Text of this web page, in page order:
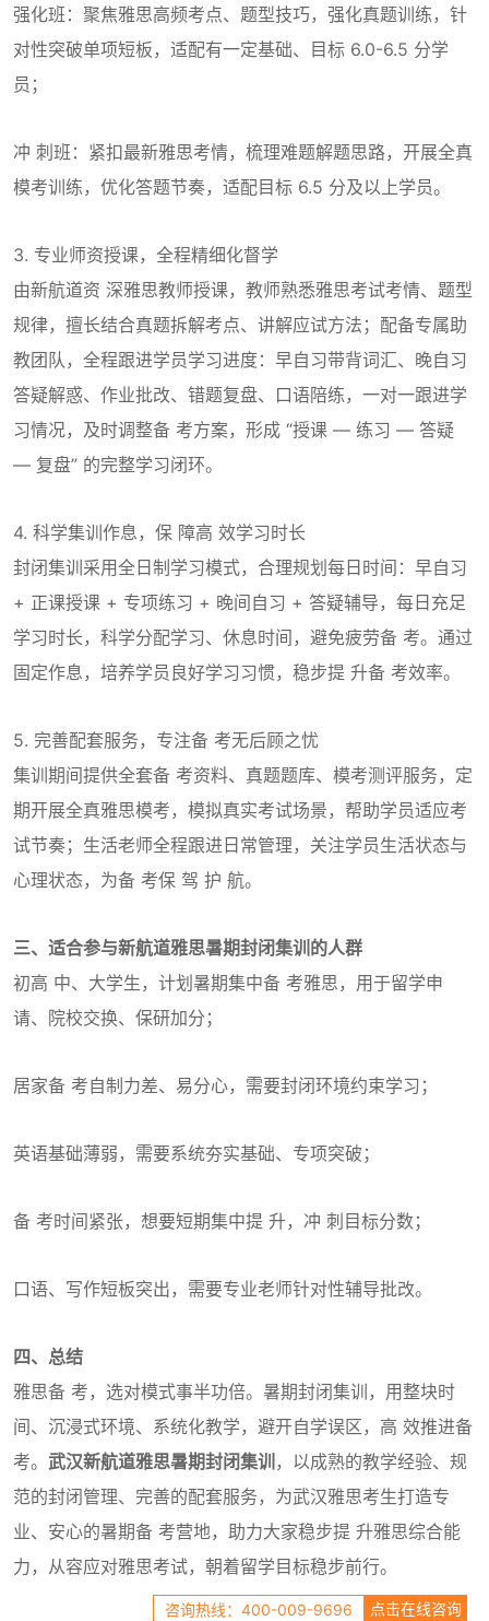
强化班：聚焦雅思高频考点、题型技巧，强化真题训练，针
对性突破单项短板，适配有一定基础、目标 6.0-6.5 分学
员；
冲 刺班：紧扣最新雅思考情，梳理难题解题思路，开展全真
模考训练，优化答题节奏，适配目标 6.5 分及以上学员。
3. 专业师资授课，全程精细化督学
由新航道资 深雅思教师授课，教师熟悉雅思考试考情、题型
规律，擅长结合真题拆解考点、讲解应试方法；配备专属助
教团队，全程跟进学员学习进度：早自习带背词汇、晚自习
答疑解惑、作业批改、错题复盘、口语陪练，一对一跟进学
习情况，及时调整备 考方案，形成 “授课 — 练习 — 答疑
— 复盘” 的完整学习闭环。
4. 科学集训作息，保 障高 效学习时长
封闭集训采用全日制学习模式，合理规划每日时间：早自习
+ 正课授课 + 专项练习 + 晚间自习 + 答疑辅导，每日充足
学习时长，科学分配学习、休息时间，避免疲劳备 考。通过
固定作息，培养学员良好学习习惯，稳步提 升备 考效率。
5. 完善配套服务，专注备 考无后顾之忧
集训期间提供全套备 考资料、真题题库、模考测评服务，定
期开展全真雅思模考，模拟真实考试场景，帮助学员适应考
试节奏；生活老师全程跟进日常管理，关注学员生活状态与
心理状态，为备 考保 驾 护 航。
三、适合参与新航道雅思暑期封闭集训的人群
初高 中、大学生，计划暑期集中备 考雅思，用于留学申
请、院校交换、保研加分；
居家备 考自制力差、易分心，需要封闭环境约束学习；
英语基础薄弱，需要系统夯实基础、专项突破；
备 考时间紧张，想要短期集中提 升，冲 刺目标分数；
口语、写作短板突出，需要专业老师针对性辅导批改。
四、总结
雅思备 考，选对模式事半功倍。暑期封闭集训，用整块时
间、沉浸式环境、系统化教学，避开自学误区，高 效推进备
考。 武汉新航道雅思暑期封闭集训 ，以成熟的教学经验、规
范的封闭管理、完善的配套服务，为武汉雅思考生打造专
业、安心的暑期备 考营地，助力大家稳步提 升雅思综合能
力，从容应对雅思考试，朝着留学目标稳步前行。
咨询热线：400-009-9696 点击在线咨询